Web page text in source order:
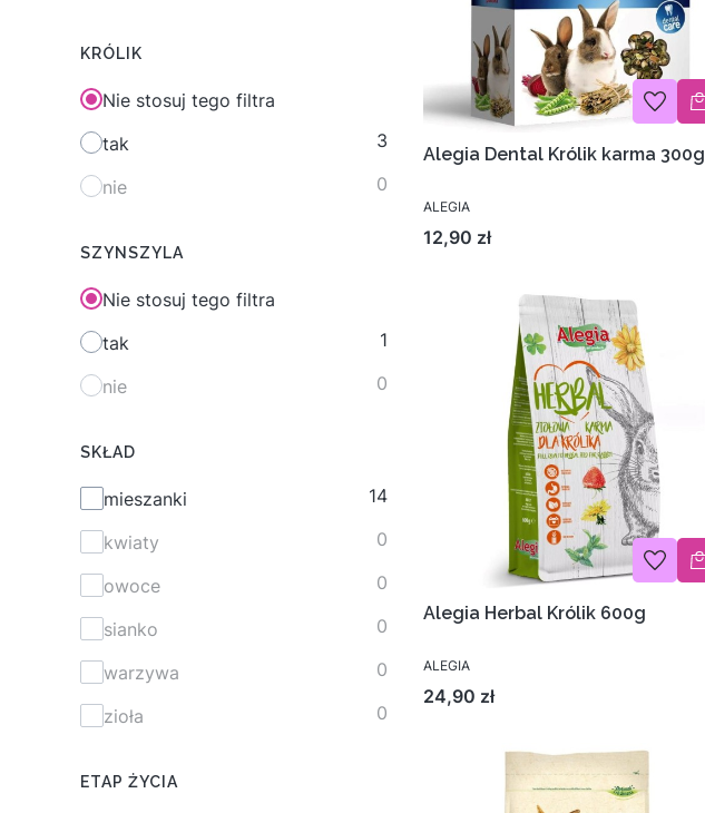
KRÓLIK
Nie stosuj tego filtra
tak
3
nie 0
SZYNSZYLA
Nie stosuj tego filtra
tak
1
nie 0
SKŁAD
Skład
mieszanki 14
kwiaty 0
owoce 0
sianko 0
warzywa 0
zioła 0
ETAP ŻYCIA
Alegia Dental Królik karma 300g
ALEGIA
Cena
12,90 zł
Alegia Herbal Królik 600g
ALEGIA
Cena
24,90 zł